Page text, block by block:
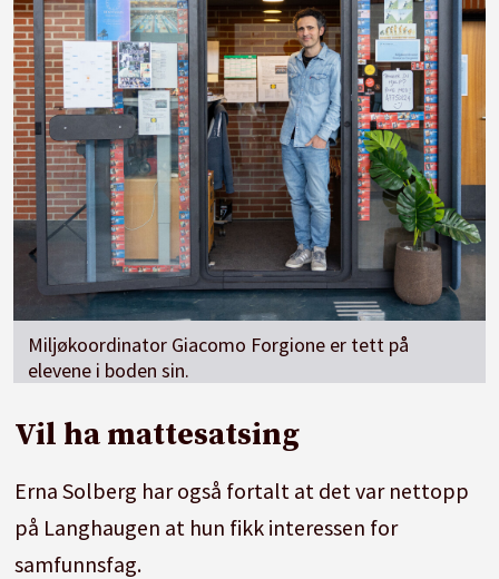
Miljøkoordinator Giacomo Forgione er tett på
elevene i boden sin.
Vil ha mattesatsing
Erna Solberg har også fortalt at det var nettopp
på Langhaugen at hun fikk interessen for
samfunnsfag.